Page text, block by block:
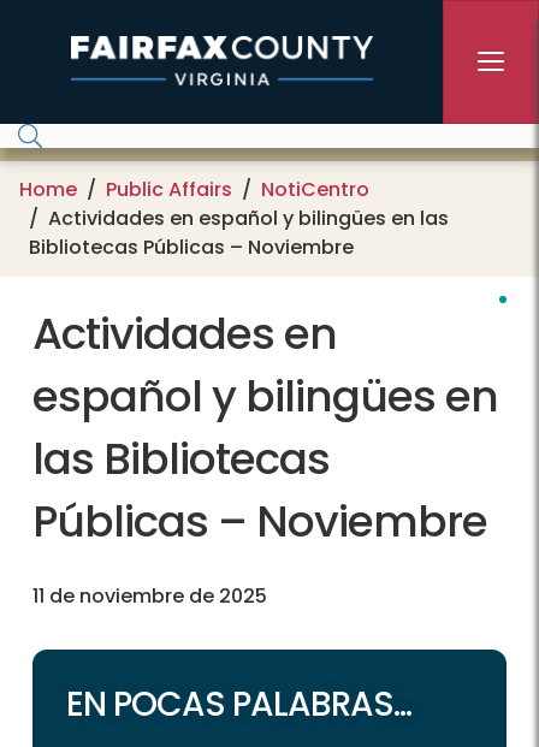
Home Public Affairs
NotiCentro
Actividades en español y bilingües en las
Bibliotecas Públicas – Noviembre
Actividades en
español y bilingües en
las Bibliotecas
Públicas – Noviembre
11 de noviembre de 2025
EN POCAS PALABRAS...